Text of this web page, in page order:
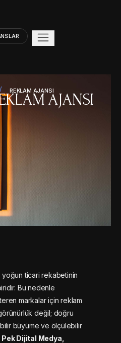
/ REKLAM AJANSI
AJANSI
yoğun ticari rekabetinin
Bu nedenle
markalar için reklam
değil; doğru
büyüme ve ölçülebilir
Pek Dijital Medya,